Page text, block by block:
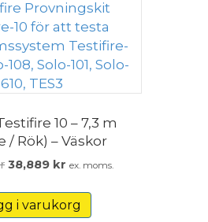
10 – 7,3 m
/ Rök) – Väskor
Det
priset
var:
38,889 kr Det
priset
är:
ex. moms.
i varukorg